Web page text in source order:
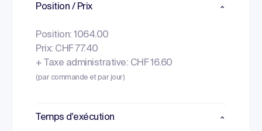
Position / Prix
Position: 1064.00
Prix: CHF 77.40
+ Taxe administrative: CHF 16.60
(par commande et par jour)
Temps d'exécution